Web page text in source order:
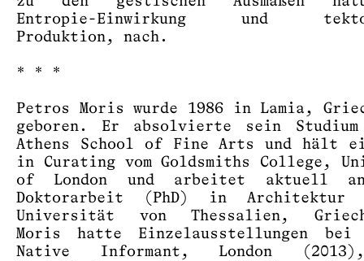
Entropie-Einwirkung und
Produktion, nach.
* * *
Petros Moris wurde 1986 in Lamia,
geboren. Er absolvierte sein
Athens School of Fine Arts und hält
in Curating vom Goldsmiths College,
of London und arbeitet aktuell
Doktorarbeit (PhD) in Architektur
Universität von Thessalien,
Moris hatte Einzelausstellungen bei
Native Informant, London (2013),